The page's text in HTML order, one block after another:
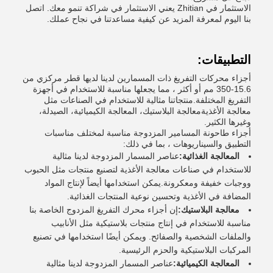
الاستثمار في Zhitian يعني الاستثمار في شراكة تنمو معك. اتصل
بنا اليوم لمعرفة المزيد عن كيفية مساعدتنا في نجاح عملك.
التطبيقات:
أجزاء محركات التفريغ ذات المسمارين لدينا لديها قطر مركزي من
15.6-350 مم أو أكثر ، مما يجعلها مناسبة للاستخدام في أجهزة
التفريغ المختلفة.منتجاتنا مثالية للاستخدام في الصناعات مثل
معالجة الأغذيةمعالجة البلاستيك، المعالجة الكيميائية، الصيدلة،
وغيرها الكثير.
أجزاء طاحونة المسامير المزدوجة مناسبة لمختلف مناسبات
التطبيق والسيناريوهات ، بما في ذلك:
المعالجة الغذائية:عناصر المسمار المزدوجة لدينا مثالية
للاستخدام في صناعات معالجة الأغذية لتصنيع منتجات مثل الحبوب
ووجبات خفيفة ومعكرونة.يمكن استخدامها أيضاً لإنتاج المواد
المضافة في الأغذية وتحسين نوعية المنتجات الغذائية.
معالجة البلاستيك:إن أجزاء محرك التفريغ المزدوج الخاصة بنا
مناسبة للاستخدام في إنتاج منتجات بلاستيكية مثل الأنابيب
والملفات الشخصية والصفائح. ويمكن أيضًا استخدامها في تصنيع
المركبات البلاستيكية والحزم الرئيسية.
المعالجة الكيميائية:عناصر المسمار المزدوجة لدينا مثالية